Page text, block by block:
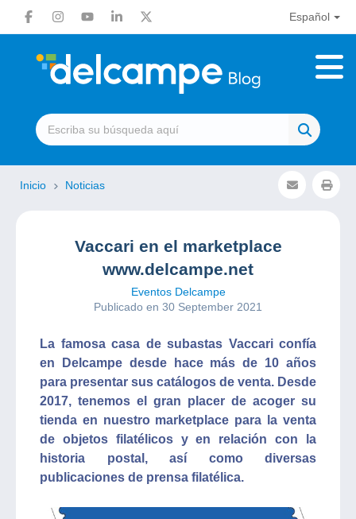
Español
Inicio Noticias
Vaccari en el marketplace
www.delcampe.net
Eventos Delcampe
Publicado en 30 September 2021
La famosa casa de subastas Vaccari confía
en Delcampe desde hace más de 10 años
para presentar sus catálogos de venta. Desde
2017, tenemos el gran placer de acoger su
tienda en nuestro marketplace para la venta
de objetos filatélicos y en relación con la
historia postal, así como diversas
publicaciones de prensa filatélica.